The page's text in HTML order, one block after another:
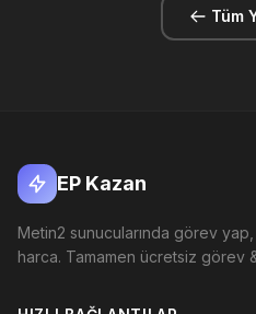
Tüm
EP Kazan
Metin2 sunucularında görev
harca. Tamamen ücretsiz görev